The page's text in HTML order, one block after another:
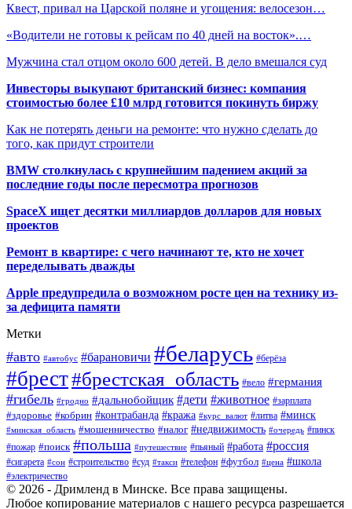
Квест, привал на Царской поляне и угощения: велосезон…
«Водители не готовы к рейсам по 40 дней на восток».…
Мужчина стал отцом около 600 детей. В дело вмешался суд
Инвесторы выкупают британский бизнес: компания
стоимостью более £10 млрд готовится покинуть биржу
Как не потерять деньги на ремонте: что нужно сделать до
того, как придут строители
BMW столкнулась с крупнейшим падением акций за
последние годы после пересмотра прогнозов
SpaceX ищет десятки миллиардов долларов для новых
проектов
Ремонт в квартире: с чего начинают те, кто не хочет
переделывать дважды
Apple предупредила о возможном росте цен на технику из-
за дефицита памяти
Метки
#авто #автобус #барановичи #беларусь #берёза
#брест#брестская_область #вело #германия
#гибель #гродно #дальнобойщик #дети #животное #зарплата
#здоровье #кобрин #контрабанда #кража #курс_валют #литва #минск
#минская_область #мошенничество #налог #недвижимость #очередь #пинск
#пожар #поиск #польша #путешествие #пьяный #работа #россия
#сигарета #сон #строительство #суд #такси #телефон #футбол #цена #школа
#электричество
© 2026 - Дримленд в Минске. Все права защищены.
Любое копирование материалов с нашего ресурса разрешается